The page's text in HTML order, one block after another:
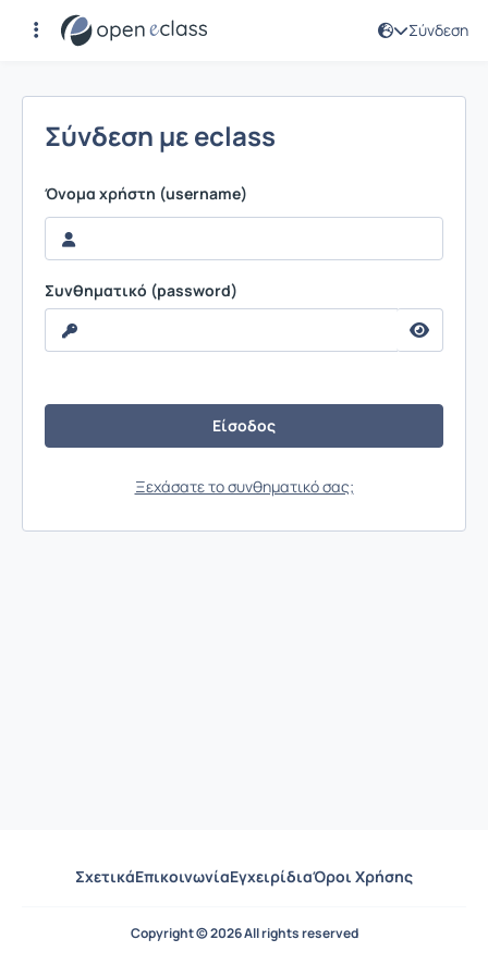
Σύνδεση
Σύνδεση
Σύνδεση με eclass
Όνομα χρήστη (username)
Συνθηματικό (password)
Ξεχάσατε το συνθηματικό σας;
ΣχετικάΕπικοινωνίαΕγχειρίδιαΌροι Χρήσης
Copyright © 2026 All rights reserved